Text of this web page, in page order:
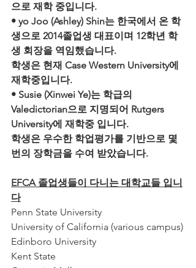
으로 재학 중입니다.
• yo Joo (Ashley) Shin는 한국에서 온 학
생으로 2014졸업생 대표이며 12학년 학
생 회장을 역임했습니다.
학생은 현재 Case Western University에
재학중입니다.
• Susie (Xinwei Ye)는 학급의
Valedictorian으로 지명되어 Rutgers
University에 재학중 입니다.
학생은 우수한 학업평가를 기반으로 몇
번의 장학금을 수여 받았습니다.
EFCA 졸업생들이 다니는 대학교들 입니
다
Penn State University
University of California (various campus)
Edinboro University
Kent State